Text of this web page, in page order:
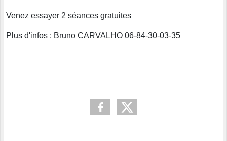
Venez essayer 2 séances gratuites
Plus d'infos : Bruno CARVALHO 06-84-30-03-35